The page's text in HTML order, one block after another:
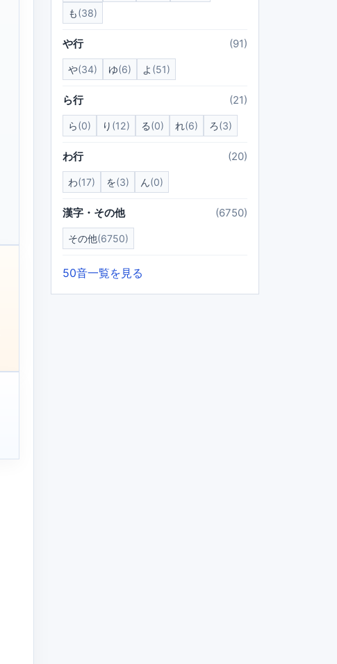
も(38)
や行 (91)
や(34) ゆ(6) よ (51)
ら行 (21)
ら(0) り (12) る(0) れ(6) ろ(3)
わ行 (20)
わ(17) を(3) ん(0)
漢字・その他 (6750)
その他(6750)
50音一覧を見る